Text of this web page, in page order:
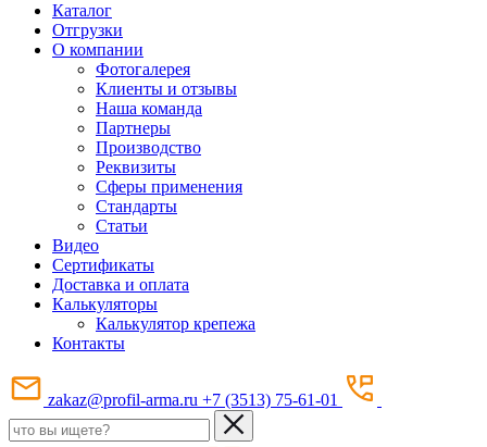
Каталог
Отгрузки
О компании
Фотогалерея
Клиенты и отзывы
Наша команда
Партнеры
Производство
Реквизиты
Сферы применения
Стандарты
Статьи
Видео
Сертификаты
Доставка и оплата
Калькуляторы
Калькулятор крепежа
Контакты
zakaz@profil-arma.ru +7 (3513) 75-61-01